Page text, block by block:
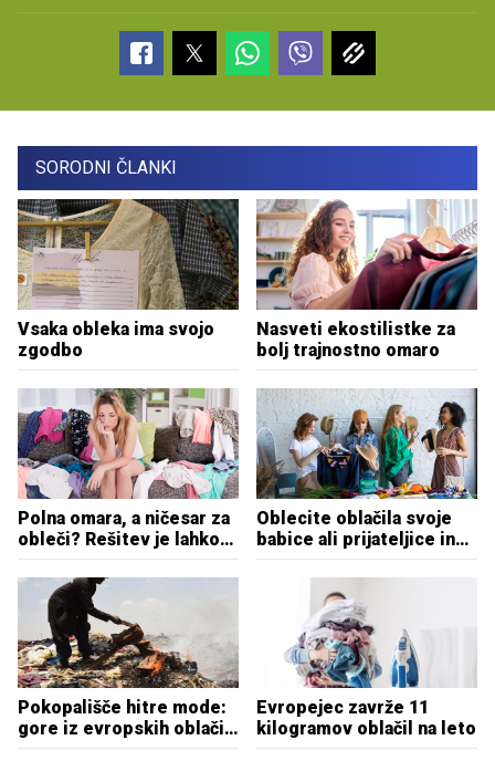
SORODNI ČLANKI
Vsaka obleka ima svojo
zgodbo
Nasveti ekostilistke za
bolj trajnostno omaro
Polna omara, a ničesar za
obleči? Rešitev je lahko
izmenjava oblačil
Oblecite oblačila svoje
babice ali prijateljice in
postanite del rešitve
Pokopališče hitre mode:
gore iz evropskih oblačil
v Keniji
Evropejec zavrže 11
kilogramov oblačil na leto